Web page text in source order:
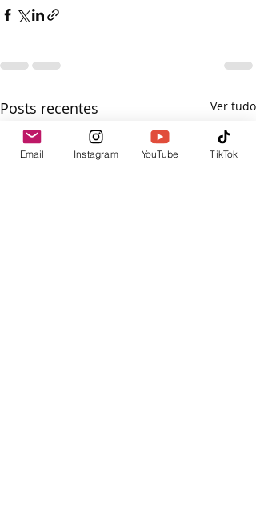
Posts recentes Ver tudo
Email Instagram YouTube TikTok